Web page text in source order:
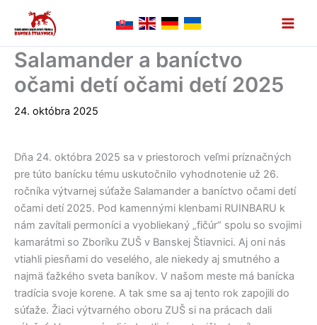
Salamander a baníctvo
očami detí očami detí 2025
24. októbra 2025
Dňa 24. októbra 2025 sa v priestoroch veľmi príznačných
pre túto banícku tému uskutočnilo vyhodnotenie už 26.
ročníka výtvarnej súťaže Salamander a baníctvo očami detí
očami detí 2025. Pod kamennými klenbami RUINBARU k
nám zavítali permoníci a vyobliekaný „fičúr“ spolu so svojimi
kamarátmi so Zboríku ZUŠ v Banskej Štiavnici. Aj oni nás
vtiahli piesňami do veselého, ale niekedy aj smutného a
najmä ťažkého sveta baníkov. V našom meste má banícka
tradícia svoje korene. A tak sme sa aj tento rok zapojili do
súťaže. Žiaci výtvarného oboru ZUŠ si na prácach dali